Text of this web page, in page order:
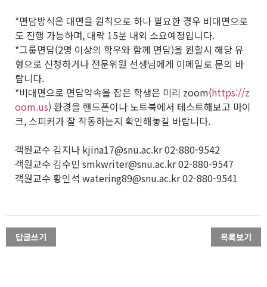
*면담방식은 대면을 원칙으로 하나 필요한 경우 비대면으로
도 진행 가능하며, 대략 15분 내외 소요예정입니다.
*그룹면담(2명 이상의 학우와 함께 면담)을 원할시 해당 유
형으로 신청하거나 전문위원 선생님에게 이메일로 문의 바
랍니다.
*비대면으로 면담약속을 잡은 학생은 미리 zoom(https://z
oom.us) 환경을 핸드폰이나 노트북에서 테스트해보고 마이
크, 스피커가 잘 작동하는지 확인해놓길 바랍니다.
객원교수 김지나 kjina17@snu.ac.kr 02-880-9542
객원교수 김수민 smkwriter@snu.ac.kr 02-880-9547
객원교수 황인석 watering89@snu.ac.kr 02-880-9541
답글쓰기 목록보기